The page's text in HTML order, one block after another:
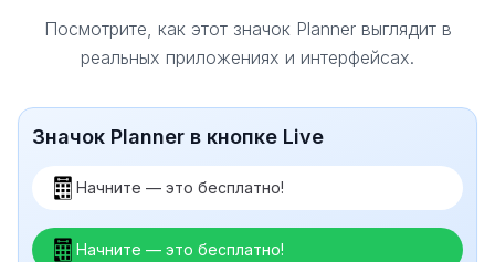
Посмотрите, как этот значок Planner выглядит в
реальных приложениях и интерфейсах.
Значок Planner в кнопке Live
Начните — это бесплатно!
Начните — это бесплатно!